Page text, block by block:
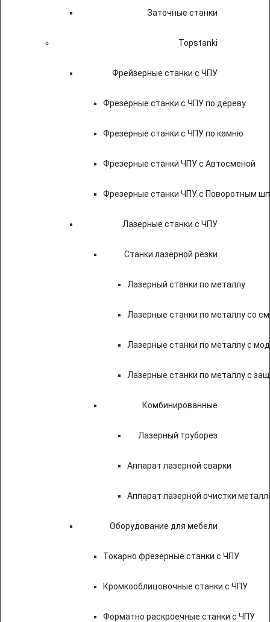
Заточные станки
Topstanki
Фрейзерные станки с ЧПУ
Фрезерные станки с ЧПУ по дереву
Фрезерные станки с ЧПУ по камню
Фрезерные станки ЧПУ с Автосменой
Фрезерные станки ЧПУ с Поворотным
Лазерные станки с ЧПУ
Станки лазерной резки
Лазерный станки по металлу
Лазерные станки по металлу со
Лазерные станки по металлу с
Лазерные станки по металлу с
Комбинированные
Лазерный труборез
Аппарат лазерной сварки
Аппарат лазерной очистки
Оборудование для мебели
Токарно фрезерные станки с ЧПУ
Кромкооблицовочные станки с ЧПУ
Форматно раскроечные станки с ЧПУ